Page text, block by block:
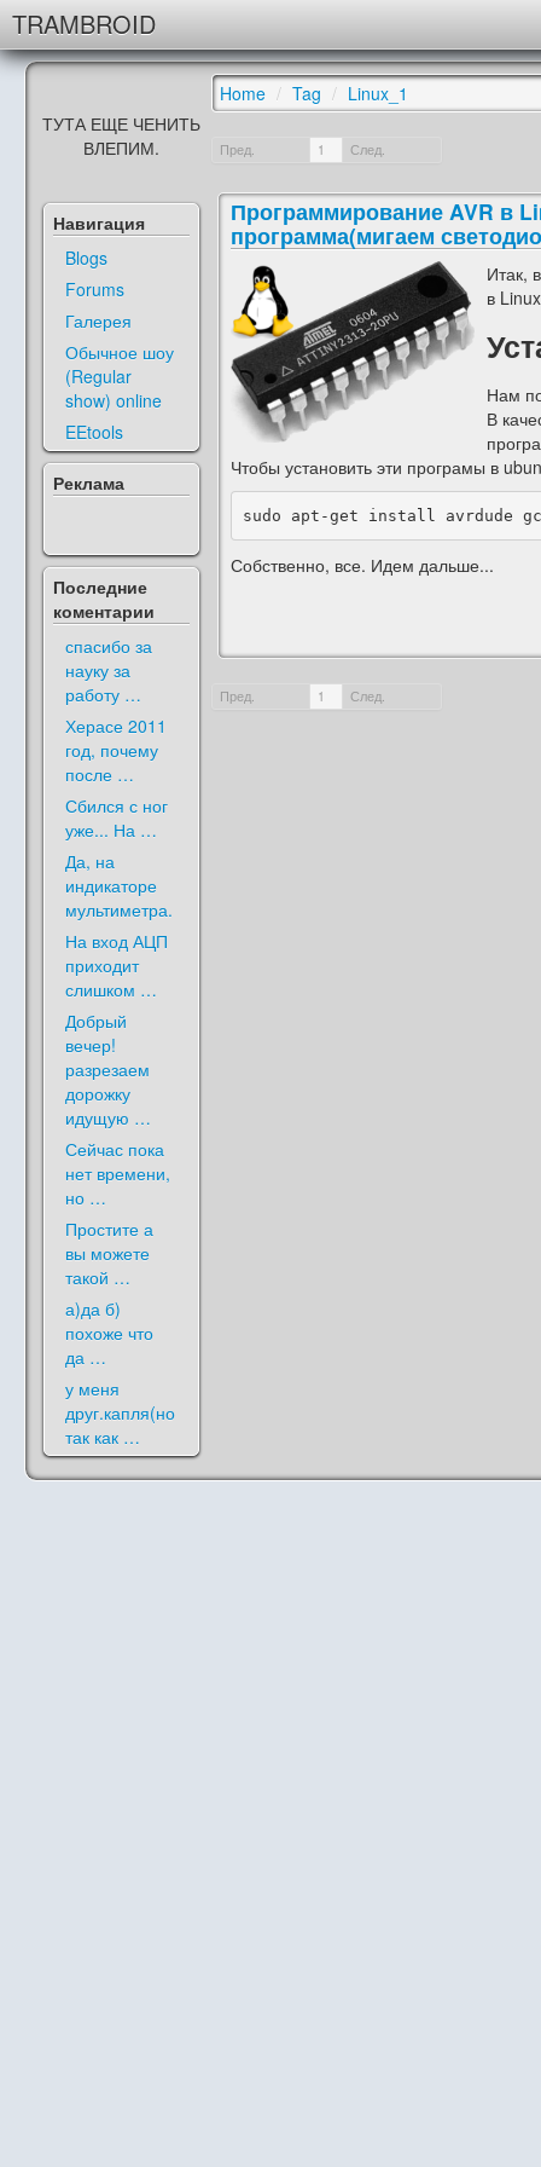
TRAMBROID
ТУТА ЕЩЕ ЧЕНИТЬ
ВЛЕПИМ.
Навигация
Blogs
Forums
Галерея
Обычное шоу
(Regular
show) online
EEtools
Реклама
Последние
коментарии
спасибо за
науку за
работу …
Херасе 2011
год, почему
после …
Сбился с ног
уже... На …
Да, на
индикаторе
мультиметра.
На вход АЦП
приходит
слишком …
Добрый
вечер!
разрезаем
дорожку
идущую …
Сейчас пока
нет времени,
но …
Простите а
вы можете
такой …
а)да б)
похоже что
да …
у меня
друг.капля(но
так как …
Home / Tag / Linux_1
Пред. 1 След.
Программирование AVR в
программа(мигаем
Итак,
в
Нам
В
Чтобы установить эти програмы в
Собственно, все. Идем дальше...
Пред. 1 След.